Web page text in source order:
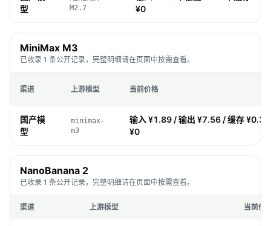
型
M2.7
¥0
MiniMax M3
已收录 1 条公开记录，完整明细请在页面中按需查看。
渠道 上游模型 当前价格
国产模
型
minimax-
m3
输入 ¥1.89 / 输出 ¥7.56 / 缓存
¥0
NanoBanana 2
已收录 1 条公开记录，完整明细请在页面中按需查看。
渠道 上游模型 当前价